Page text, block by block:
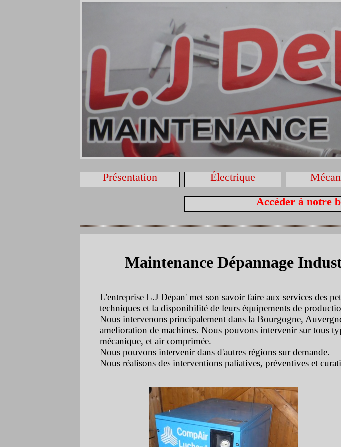
Présentation Électrique
Accéder à notre
Maintenance Dépannage
L'entreprise L.J Dépan' met son savoir faire aux services des
techniques et la disponibilité de leurs équipements de
Nous intervenons principalement dans la Bourgogne,
amelioration de machines. Nous pouvons intervenir sur tous
mécanique, et air comprimée.
Nous pouvons intervenir dans d'autres régions sur demande.
Nous réalisons des interventions paliatives, préventives et